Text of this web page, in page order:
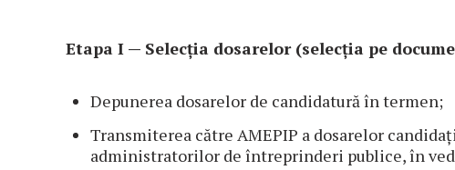
Etapa I — Selecția dosarelor (selecția pe
Depunerea dosarelor de candidatură în termen;
Transmiterea către AMEPIP a dosarelor
administratorilor de întreprinderi publice, în